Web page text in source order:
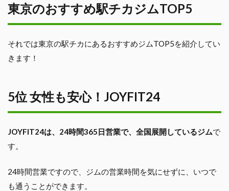
東京のおすすめ駅チカジムTOP5
それでは東京の駅チカにあるおすすめジムTOP5を紹介してい
きます！
5位 女性も安心！JOYFIT24
JOYFIT24は、24時間365日営業で、全国展開しているジムで
す。
24時間営業ですので、ジムの営業時間を気にせずに、いつで
も通うことができます。